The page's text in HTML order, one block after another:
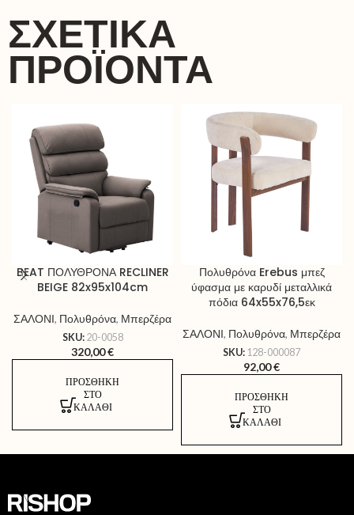
ΣΧΕΤΙΚΆ
ΠΡΟΪΌΝΤΑ
BEAT ΠΟΛΥΘΡΟΝΑ RECLINER
BEIGE 82x95x104cm
ΣΑΛΟΝΙ, Πολυθρόνα, Μπερζέρα
SKU: 20-0058
320,00€
ΠΡΟΣΘΉΚΗ
ΣΤΟ
ΚΑΛΆΘΙ
Πολυθρόνα Erebus μπεζ
ύφασμα με καρυδί μεταλλικά
πόδια 64x55x76,5εκ
ΣΑΛΟΝΙ, Πολυθρόνα, Μπερζέρα
SKU: 128-000087
92,00€
ΠΡΟΣΘΉΚΗ
ΣΤΟ
ΚΑΛΆΘΙ